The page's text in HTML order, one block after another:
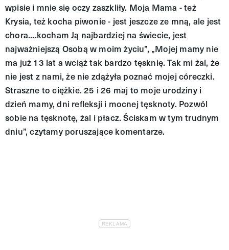
wpisie i mnie się oczy zaszkliły. Moja Mama - też
Krysia, też kocha piwonie - jest jeszcze ze mną, ale jest
chora....kocham Ją najbardziej na świecie, jest
najważniejszą Osobą w moim życiu”, „Mojej mamy nie
ma już 13 lat a wciąż tak bardzo tęsknię. Tak mi żal, że
nie jest z nami, że nie zdążyła poznać mojej córeczki.
Straszne to ciężkie. 25 i 26 maj to moje urodziny i
dzień mamy, dni refleksji i mocnej tęsknoty. Pozwól
sobie na tęsknotę, żal i płacz. Ściskam w tym trudnym
dniu”, czytamy poruszające komentarze.